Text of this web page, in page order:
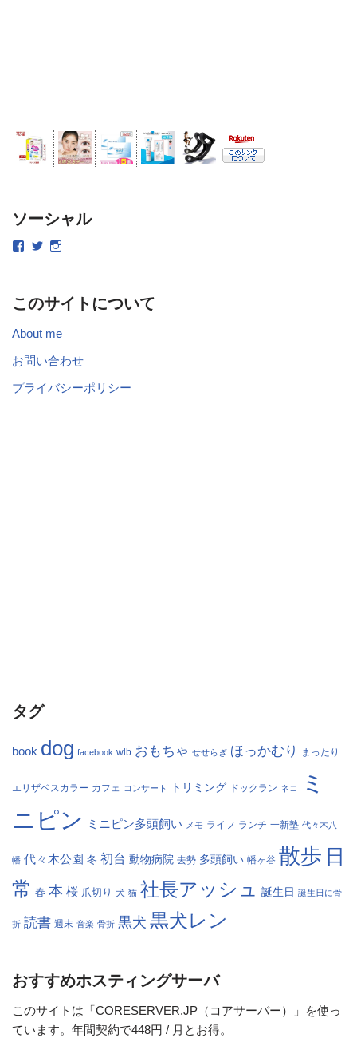
ソーシャル
このサイトについて
About me
お問い合わせ
プライバシーポリシー
タグ
book dog facebook wlb おもちゃ せせらぎ ほっかむり まったり
エリザベスカラー カフェ コンサート トリミング ドックラン ネコ
ミ
ニピン
ミニピン多頭飼い メモ ライフ ランチ 一新塾 代々木八
幡 代々木公園 冬 初台 動物病院 去勢 多頭飼い 幡ヶ谷 散歩 日
常 春 本 桜 爪切り 犬 猫 社長アッシュ 誕生日 誕生日に骨
折 読書 週末 音楽 骨折 黒犬 黒犬レン
おすすめホスティングサーバ
このサイトは「CORESERVER.JP（コアサーバー）」を使っ
ています。年間契約で448円 / 月とお得。